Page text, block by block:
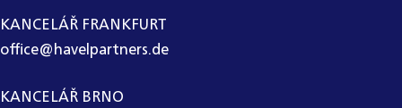
KANCELÁŘ FRANKFURT
office@havelpartners.de
KANCELÁŘ BRNO